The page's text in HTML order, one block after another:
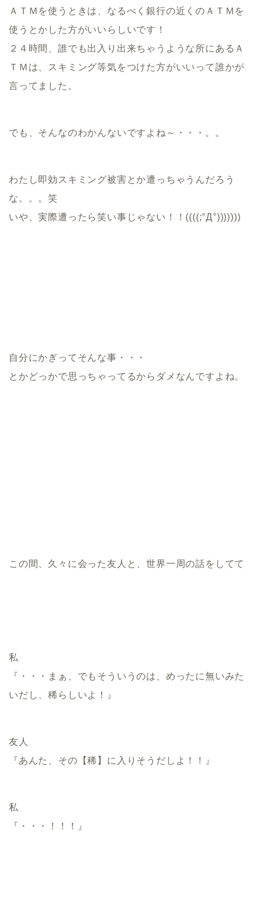
ＡＴＭを使うときは、なるべく銀行の近くのＡＴＭを
使うとかした方がいいらしいです！
２４時間、誰でも出入り出来ちゃうような所にあるＡ
ＴＭは、スキミング等気をつけた方がいいって誰かが
言ってました。
でも、そんなのわかんないですよね～・・・。。
わたし即効スキミング被害とか遭っちゃうんだろう
な。。。笑
いや、実際遭ったら笑い事じゃない！！((((;°Д°)))))))
自分にかぎってそんな事・・・
とかどっかで思っちゃってるからダメなんですよね。
この間、久々に会った友人と、世界一周の話をしてて
私
『・・・まぁ、でもそういうのは、めったに無いみた
いだし、稀らしいよ！』
友人
『あんた、その【稀】に入りそうだしよ！！』
私
『・・・！！！』